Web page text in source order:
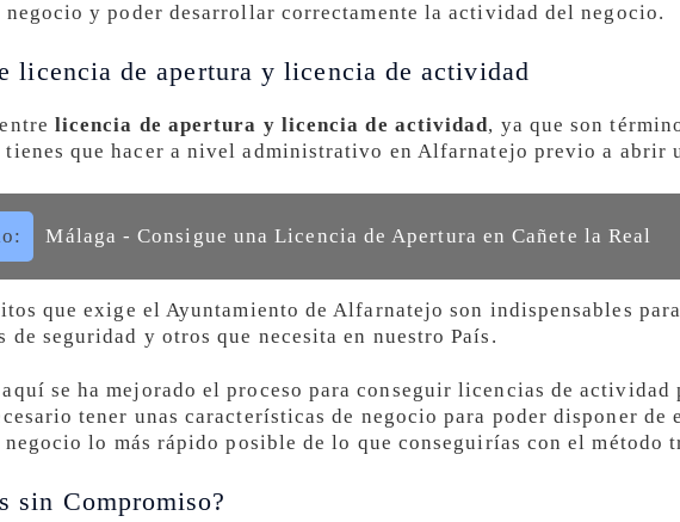
y poder desarrollar correctamente la actividad del negocio.
licencia de apertura y licencia de actividad
licencia de apertura y licencia de actividad, ya que son
tienes que hacer a nivel administrativo en Alfarnatejo previo a abrir
Málaga - Consigue una Licencia de Apertura en Cañete la Real
que exige el Ayuntamiento de Alfarnatejo son indispensables
de seguridad y otros que necesita en nuestro País.
aquí se ha mejorado el proceso para conseguir licencias de actividad
tener unas características de negocio para poder disponer de
lo más rápido posible de lo que conseguirías con el método
sin Compromiso?